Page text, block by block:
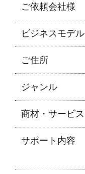
ご依頼会社様
ビジネスモデル
ご住所
ジャンル
商材・サービス
サポート内容